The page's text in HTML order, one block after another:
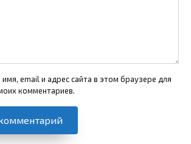
email и адрес сайта в этом браузере для
комментариев.